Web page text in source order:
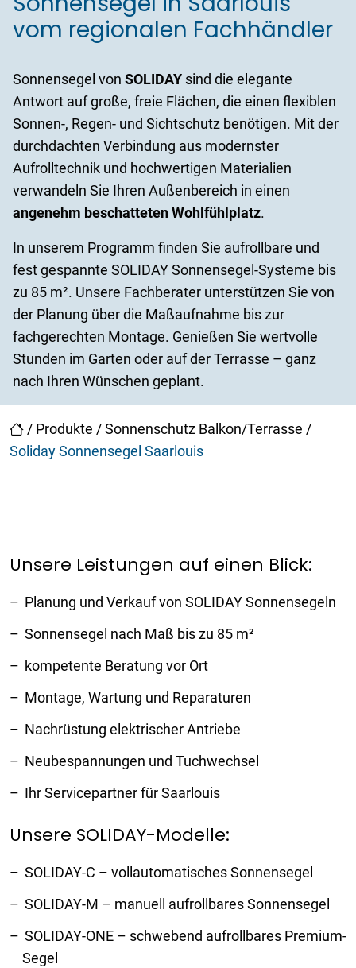
/ Produkte /Sonnenschutz Balkon/Terrasse /
Soliday Sonnensegel Saarlouis
vom regionalen Fachhändler
Sonnensegel von SOLIDAY sind die elegante
Antwort auf große, freie Flächen, die einen flexiblen
Sonnen-, Regen- und Sichtschutz benötigen. Mit der
durchdachten Verbindung aus modernster
Aufrolltechnik und hochwertigen Materialien
verwandeln Sie Ihren Außenbereich in einen
angenehm beschatteten Wohlfühlplatz.
In unserem Programm finden Sie aufrollbare und
fest gespannte SOLIDAY Sonnensegel-Systeme bis
zu 85 m². Unsere Fachberater unterstützen Sie von
der Planung über die Maßaufnahme bis zur
fachgerechten Montage. Genießen Sie wertvolle
Stunden im Garten oder auf der Terrasse – ganz
nach Ihren Wünschen geplant.
Unsere Leistungen auf einen Blick:
Planung und Verkauf von SOLIDAY Sonnensegeln
Sonnensegel nach Maß bis zu 85 m²
kompetente Beratung vor Ort
Montage, Wartung und Reparaturen
Nachrüstung elektrischer Antriebe
Neubespannungen und Tuchwechsel
Ihr Servicepartner für Saarlouis
Unsere SOLIDAY-Modelle:
SOLIDAY-C – vollautomatisches Sonnensegel
SOLIDAY-M – manuell aufrollbares Sonnensegel
SOLIDAY-ONE – schwebend aufrollbares Premium-
Segel